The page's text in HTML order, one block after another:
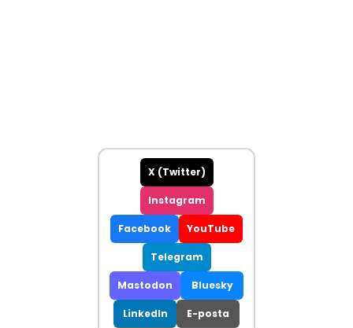
X (Twitter)
Instagram
Facebook YouTube
Telegram
Mastodon Bluesky
LinkedIn E-posta